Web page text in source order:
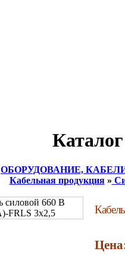
ОБОРУДОВАНИЕ,
Кабельная продукция»